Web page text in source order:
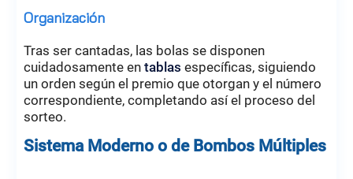
Organización
Tras ser cantadas, las bolas se disponen
cuidadosamente en tablas específicas, siguiendo
un orden según el premio que otorgan y el número
correspondiente, completando así el proceso del
sorteo.
Sistema Moderno o de Bombos Múltiples